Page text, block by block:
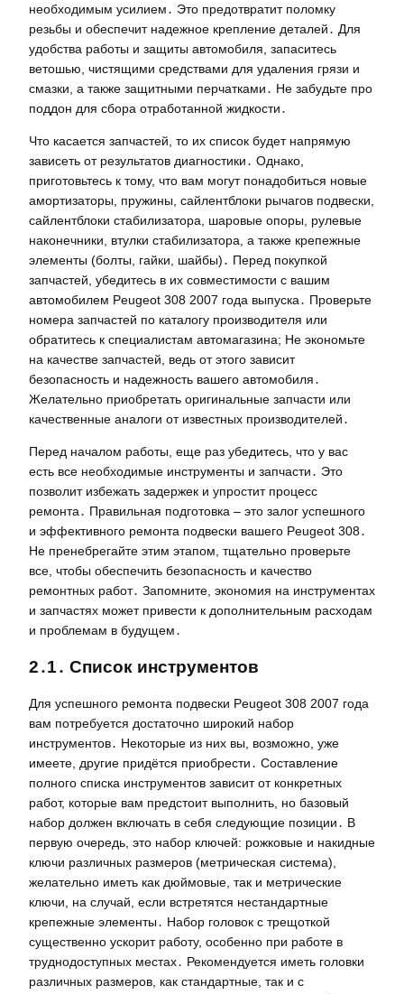
необходимым усилием․ Это предотвратит поломку
резьбы и обеспечит надежное крепление деталей․ Для
удобства работы и защиты автомобиля, запаситесь
ветошью, чистящими средствами для удаления грязи и
смазки, а также защитными перчатками․ Не забудьте про
поддон для сбора отработанной жидкости․
Что касается запчастей, то их список будет напрямую
зависеть от результатов диагностики․ Однако,
приготовьтесь к тому, что вам могут понадобиться новые
амортизаторы, пружины, сайлентблоки рычагов подвески,
сайлентблоки стабилизатора, шаровые опоры, рулевые
наконечники, втулки стабилизатора, а также крепежные
элементы (болты, гайки, шайбы)․ Перед покупкой
запчастей, убедитесь в их совместимости с вашим
автомобилем Peugeot 308 2007 года выпуска․ Проверьте
номера запчастей по каталогу производителя или
обратитесь к специалистам автомагазина; Не экономьте
на качестве запчастей, ведь от этого зависит
безопасность и надежность вашего автомобиля․
Желательно приобретать оригинальные запчасти или
качественные аналоги от известных производителей․
Перед началом работы, еще раз убедитесь, что у вас
есть все необходимые инструменты и запчасти․ Это
позволит избежать задержек и упростит процесс
ремонта․ Правильная подготовка – это залог успешного
и эффективного ремонта подвески вашего Peugeot 308․
Не пренебрегайте этим этапом, тщательно проверьте
все, чтобы обеспечить безопасность и качество
ремонтных работ․ Запомните, экономия на инструментах
и запчастях может привести к дополнительным расходам
и проблемам в будущем․
2․1․ Список инструментов
Для успешного ремонта подвески Peugeot 308 2007 года
вам потребуется достаточно широкий набор
инструментов․ Некоторые из них вы, возможно, уже
имеете, другие придётся приобрести․ Составление
полного списка инструментов зависит от конкретных
работ, которые вам предстоит выполнить, но базовый
набор должен включать в себя следующие позиции․ В
первую очередь, это набор ключей: рожковые и накидные
ключи различных размеров (метрическая система),
желательно иметь как дюймовые, так и метрические
ключи, на случай, если встретятся нестандартные
крепежные элементы․ Набор головок с трещоткой
существенно ускорит работу, особенно при работе в
труднодоступных местах․ Рекомендуется иметь головки
различных размеров, как стандартные, так и с